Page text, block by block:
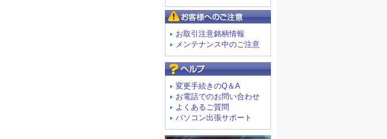
お取引注意銘柄情報
メンテナンス中のご注意
変更手続きのQ＆A
お電話でのお問い合わせ
よくあるご質問
パソコン出張サポート